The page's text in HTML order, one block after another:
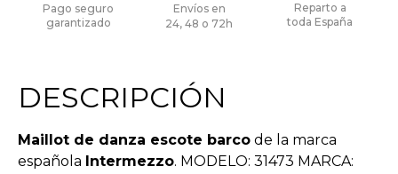
Pago seguro
garantizado
Envíos en
24, 48 o 72h
Reparto a
toda España
DESCRIPCIÓN
Maillot de danza escote barco de la marca
española Intermezzo. MODELO: 31473 MARCA: